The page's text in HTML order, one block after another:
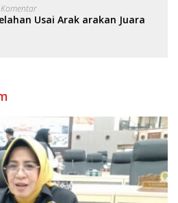
Usai Arak arakan Juara